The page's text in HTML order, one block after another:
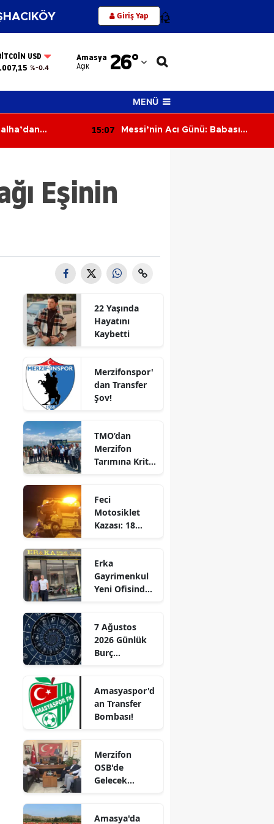
Giriş Yap 12
USD
%-0.4
Amasya
Açık 26°
Adana
Adıyaman
Ağrı
Amasya
Antalya
Balıkesir
Bilecik
Bingöl
Bitlis
Burdur
Çanakkale
Çankırı
Denizli
Edirne
Elazığ
Erzurum
Gaziantep
Giresun
Hakkari
Isparta
MENÜ
15:07
Messi’nin Acı Günü: Babası
Eşinin
22 Yaşında
Hayatını
Kaybetti
Merzifonspor'
dan Transfer
Şov!
TMO’dan
Merzifon
Tarımına Kritik
Feci
Motosiklet
Kazası: 18
Kaybetti
Erka
Gayrimenkul
Yeni Ofisinde
“Gayrimenkul
Almak İçin
Doğru Zaman”
7 Ağustos
2026 Günlük
Burç
Sürprizler,
Parada Yeni
Fırsatlar
Amasyaspor'd
an Transfer
Bombası!
Merzifon
OSB'de
Gelecek
Amasya'da